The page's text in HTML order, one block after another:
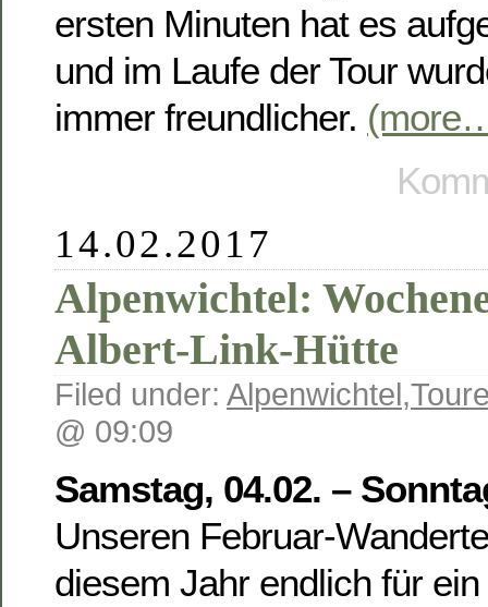
ersten Minuten hat es
und im Laufe der Tour
immer freundlicher.
14.02.2017
Alpenwichtel:
Albert-Link-Hütte
Filed under: Alpenwichtel,
@ 09:09
Samstag, 04.02. –
Unseren Februar-
diesem Jahr endlich für